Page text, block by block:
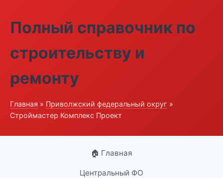
Полный справочник по
строительству и
ремонту
Главная » Приволжский федеральный округ »
Строймастер Комплекс Проект
🏠 Главная
Центральный ФО